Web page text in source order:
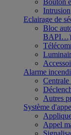
Bouton
Intrusion
Eclairage de
Bloc
BAPI…)
Alarme
Centrale
Autres
Système
Appel